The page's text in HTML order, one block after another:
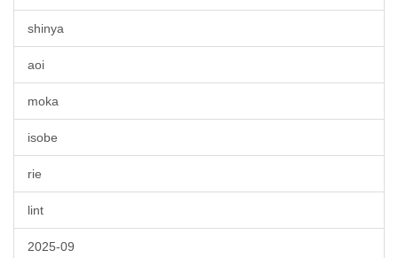
shinya
aoi
moka
isobe
rie
lint
2025-09